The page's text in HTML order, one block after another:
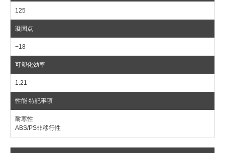
125
−18
1.21
耐寒性
ABS/PS非移行性